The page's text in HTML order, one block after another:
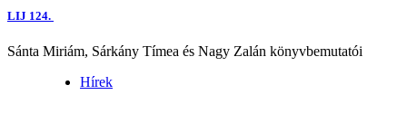
LIJ 124.
Sánta Miriám, Sárkány Tímea és Nagy Zalán könyvbemutatói
Hírek